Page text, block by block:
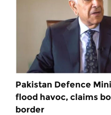
Pakistan Defence
flood havoc, claims
border